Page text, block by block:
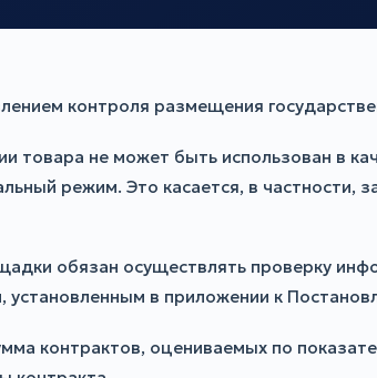
контроля размещения
товара не может быть использован в
режим. Это касается, в частности,
обязан осуществлять проверку
в приложении к
контрактов, оцениваемых по